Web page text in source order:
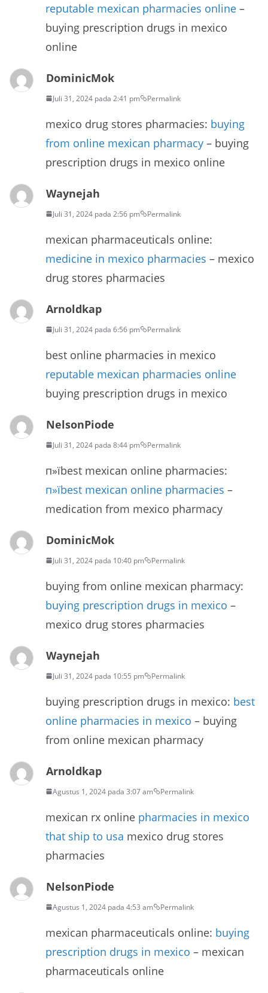
reputable mexican pharmacies online –
buying prescription drugs in mexico
online
DominicMok
Juli 31, 2024 pada 2:41 pm Permalink
mexico drug stores pharmacies: buying
from online mexican pharmacy – buying
prescription drugs in mexico online
Waynejah
Juli 31, 2024 pada 2:56 pm Permalink
mexican pharmaceuticals online:
medicine in mexico pharmacies – mexico
drug stores pharmacies
Arnoldkap
Juli 31, 2024 pada 6:56 pm Permalink
best online pharmacies in mexico
reputable mexican pharmacies online
buying prescription drugs in mexico
NelsonPiode
Juli 31, 2024 pada 8:44 pm Permalink
п»їbest mexican online pharmacies:
п»їbest mexican online pharmacies –
medication from mexico pharmacy
DominicMok
Juli 31, 2024 pada 10:40 pm Permalink
buying from online mexican pharmacy:
buying prescription drugs in mexico –
mexico drug stores pharmacies
Waynejah
Juli 31, 2024 pada 10:55 pm Permalink
buying prescription drugs in mexico: best
online pharmacies in mexico – buying
from online mexican pharmacy
Arnoldkap
Agustus 1, 2024 pada 3:07 am Permalink
mexican rx online pharmacies in mexico
that ship to usa mexico drug stores
pharmacies
NelsonPiode
Agustus 1, 2024 pada 4:53 am Permalink
mexican pharmaceuticals online: buying
prescription drugs in mexico – mexican
pharmaceuticals online